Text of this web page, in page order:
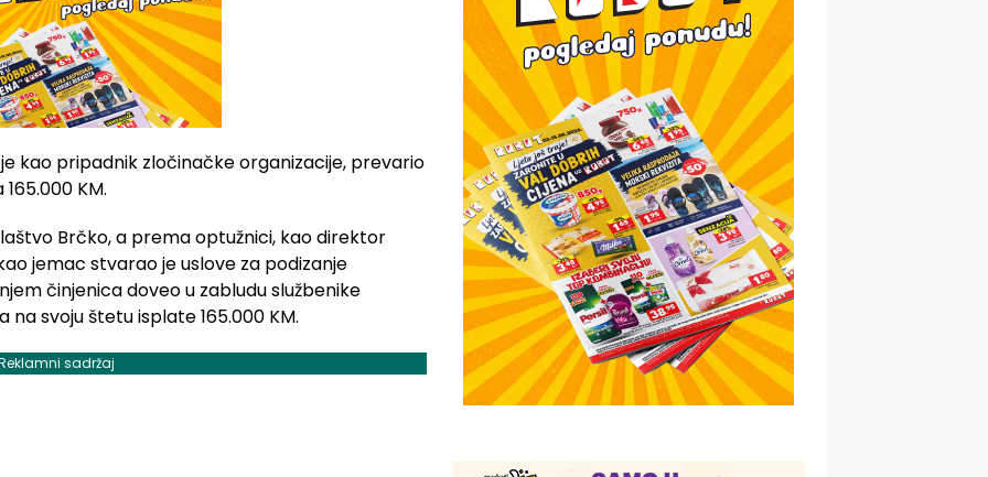
kao pripadnik zločinačke organizacije, prevario
KM.
Brčko, a prema optužnici, kao direktor
jemac stvarao je uslove za podizanje
činjenica doveo u zabludu službenike
svoju štetu isplate 165.000 KM.
sadržaj